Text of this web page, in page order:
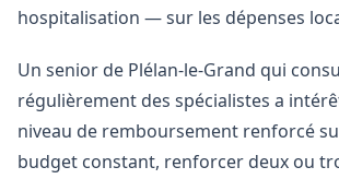
hospitalisation — sur les dépenses
Un senior de Plélan-le-Grand qui
régulièrement des spécialistes a
niveau de remboursement renforcé
budget constant, renforcer deux ou